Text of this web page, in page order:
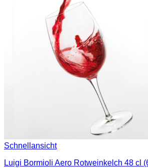
Schnellansicht
Luigi Bormioli Aero Rotweinkelch 48 cl